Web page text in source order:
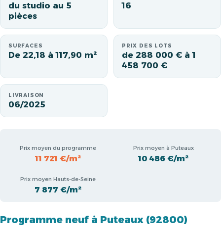
du studio au 5
pièces
16
SURFACES
De 22,18 à 117,90 m²
PRIX DES LOTS
de 288 000 € à 1
458 700 €
LIVRAISON
06/2025
Prix moyen du programme
11 721 €/m²
Prix moyen à Puteaux
10 486 €/m²
Prix moyen Hauts-de-Seine
7 877 €/m²
Programme neuf à Puteaux (92800)